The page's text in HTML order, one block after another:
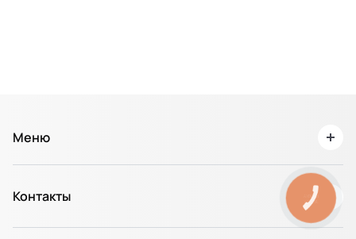
Меню
О нас
Доставка и Оплата
Возврат товара / Гарантия
Контакты
+38 067 311 50 75
КНОПКА
ЗВ'ЯЗКУ